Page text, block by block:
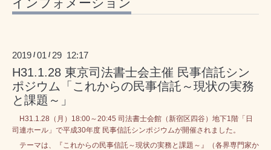
2019 /01 / 29 12:17
H31.1.28 東京司法書士会主催 民事信託シン
ポジウム「これからの民事信託～現状の実務
と課題～」
H31.1.28（月）18:00～20:45 司法書士会館（新宿区四谷）地下1階「日
司連ホール」で平成30年度 民事信託シンポジウムが開催されました。
テーマは、『これからの民事信託～現状の実務と課題～』（各界専門家か